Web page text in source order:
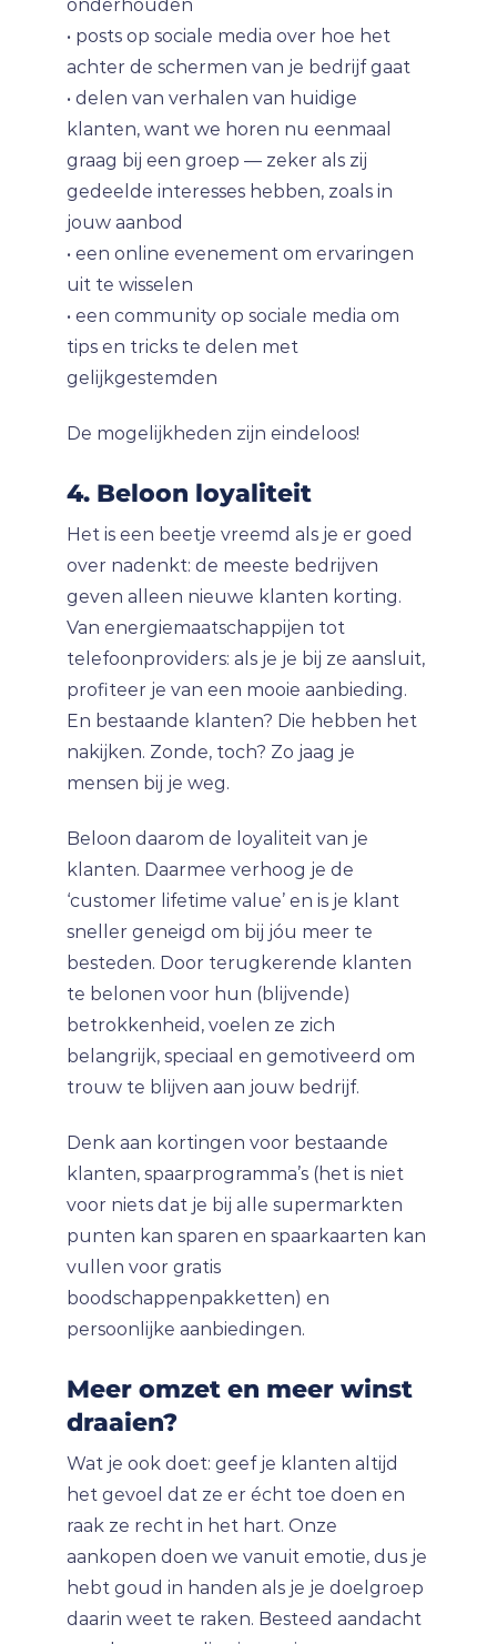
onderhouden
• posts op sociale media over hoe het
achter de schermen van je bedrijf gaat
• delen van verhalen van huidige
klanten, want we horen nu eenmaal
graag bij een groep — zeker als zij
gedeelde interesses hebben, zoals in
jouw aanbod
• een online evenement om ervaringen
uit te wisselen
• een community op sociale media om
tips en tricks te delen met
gelijkgestemden
De mogelijkheden zijn eindeloos!
4. Beloon loyaliteit
Het is een beetje vreemd als je er goed
over nadenkt: de meeste bedrijven
geven alleen nieuwe klanten korting.
Van energiemaatschappijen tot
telefoonproviders: als je je bij ze aansluit,
profiteer je van een mooie aanbieding.
En bestaande klanten? Die hebben het
nakijken. Zonde, toch? Zo jaag je
mensen bij je weg.
Beloon daarom de loyaliteit van je
klanten. Daarmee verhoog je de
‘customer lifetime value’ en is je klant
sneller geneigd om bij jóu meer te
besteden. Door terugkerende klanten
te belonen voor hun (blijvende)
betrokkenheid, voelen ze zich
belangrijk, speciaal en gemotiveerd om
trouw te blijven aan jouw bedrijf.
Denk aan kortingen voor bestaande
klanten, spaarprogramma’s (het is niet
voor niets dat je bij alle supermarkten
punten kan sparen en spaarkaarten kan
vullen voor gratis
boodschappenpakketten) en
persoonlijke aanbiedingen.
Meer omzet en meer winst
draaien?
Wat je ook doet: geef je klanten altijd
het gevoel dat ze er écht toe doen en
raak ze recht in het hart. Onze
aankopen doen we vanuit emotie, dus je
hebt goud in handen als je je doelgroep
daarin weet te raken. Besteed aandacht